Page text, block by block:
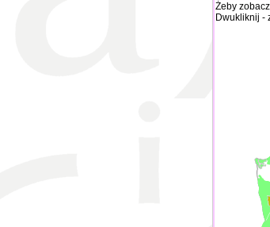
Żeby
Dwukliknij -